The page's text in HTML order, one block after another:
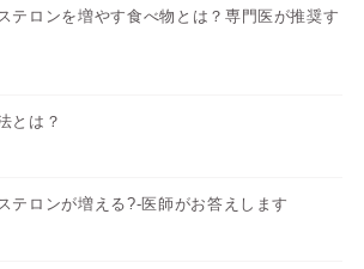
テロンを増やす食べ物とは？専門医が推奨す
とは？
テロンが増える?-医師がお答えします